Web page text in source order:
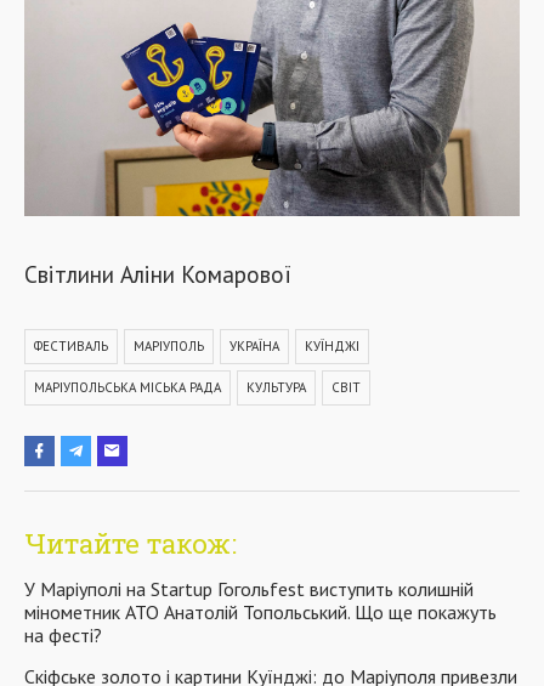
Світлини Аліни Комарової
ФЕСТИВАЛЬ МАРІУПОЛЬ УКРАЇНА КУЇНДЖІ
МАРІУПОЛЬСЬКА МІСЬКА РАДА КУЛЬТУРА СВІТ
Читайте також:
У Маріуполі на Startup Гогольfest виступить колишній
мінометник АТО Анатолій Топольський. Що ще покажуть
на фесті?
Скіфське золото і картини Куїнджі: до Маріуполя привезли